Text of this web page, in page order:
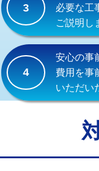
持込商品取付（混合
持込商品取付（浄水
給水管工事※（ホー
給水管工事※（バン
給水管工事※（保温
3
必要な工
ご説明し
4
安心の事
費用を事
いただい